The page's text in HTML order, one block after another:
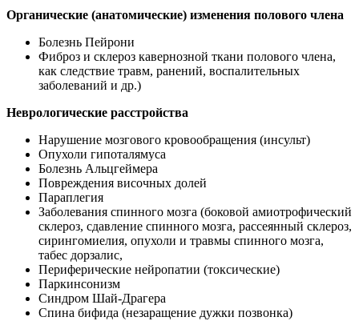
Органические (анатомические) изменения полового члена
Болезнь Пейрони
Фиброз и склероз кавернозной ткани полового члена,
как следствие травм, ранений, воспалительных
заболеваний и др.)
Неврологические расстройства
Нарушение мозгового кровообращения (инсульт)
Опухоли гипоталямуса
Болезнь Альцгеймера
Повреждения височных долей
Параплегия
Заболевания спинного мозга (боковой амиотрофический
склероз, сдавление спинного мозга, рассеянный склероз,
сирингомиелия, опухоли и травмы спинного мозга,
табес дорзалис,
Периферические нейропатии (токсические)
Паркинсонизм
Синдром Шай-Драгера
Спина бифида (незаращение дужки позвонка)